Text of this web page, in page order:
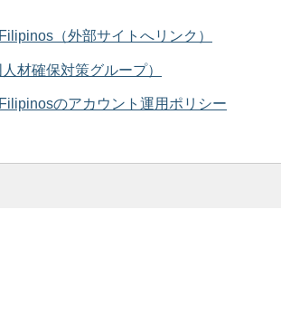
（外部サイトへリンク）
材確保対策グループ）
のアカウント運用ポリシー